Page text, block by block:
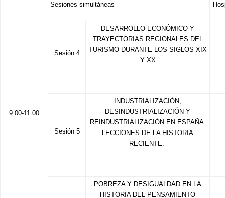
9.00-11:00
Sesiones simultáneas
Sesión 4
DESARROLLO ECONÓMICO Y
TRAYECTORIAS REGIONALES DEL
TURISMO DURANTE LOS SIGLOS XIX
Y XX
Sesión 5
INDUSTRIALIZACIÓN,
DESINDUSTRIALIZACIÓN Y
REINDUSTRIALIZACIÓN EN ESPAÑA.
LECCIONES DE LA HISTORIA
RECIENTE.
POBREZA Y DESIGUALDAD EN LA
HISTORIA DEL PENSAMIENTO